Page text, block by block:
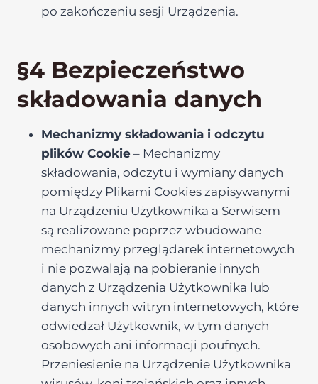
po zakończeniu sesji Urządzenia.
§4 Bezpieczeństwo
składowania danych
Mechanizmy składowania i odczytu
plików Cookie – Mechanizmy
składowania, odczytu i wymiany danych
pomiędzy Plikami Cookies zapisywanymi
na Urządzeniu Użytkownika a Serwisem
są realizowane poprzez wbudowane
mechanizmy przeglądarek internetowych
i nie pozwalają na pobieranie innych
danych z Urządzenia Użytkownika lub
danych innych witryn internetowych, które
odwiedzał Użytkownik, w tym danych
osobowych ani informacji poufnych.
Przeniesienie na Urządzenie Użytkownika